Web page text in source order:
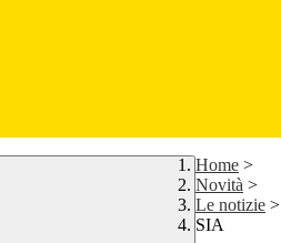
Home >
Novità >
Le notizie >
SIA